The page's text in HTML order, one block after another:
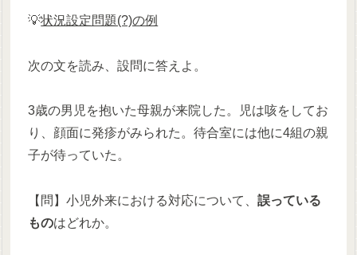
💡状況設定問題(?)の例
次の文を読み、設問に答えよ。
3歳の男児を抱いた母親が来院した。児は咳をしてお
り、顔面に発疹がみられた。待合室には他に4組の親
子が待っていた。
【問】小児外来における対応について、誤っている
ものはどれか。